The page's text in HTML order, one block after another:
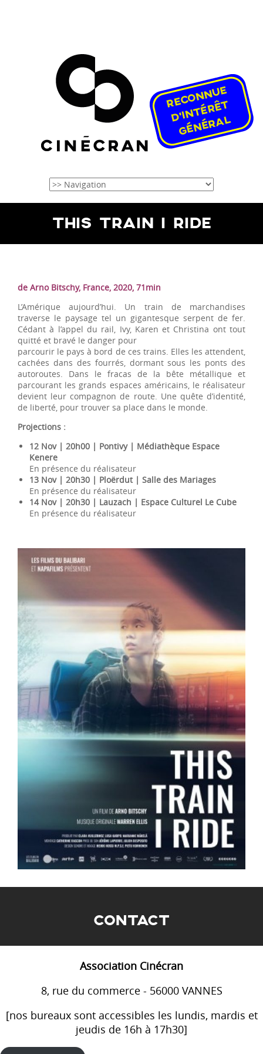
THIS TRAIN I RIDE
de Arno Bitschy, France, 2020, 71min
L’Amérique aujourd’hui. Un train de marchandises
traverse le paysage tel un gigantesque serpent de fer.
Cédant à l’appel du rail, Ivy, Karen et Christina ont tout
quitté et bravé le danger pour
parcourir le pays à bord de ces trains. Elles les attendent,
cachées dans des fourrés, dormant sous les ponts des
autoroutes. Dans le fracas de la bête métallique et
parcourant les grands espaces américains, le réalisateur
devient leur compagnon de route. Une quête d’identité,
de liberté, pour trouver sa place dans le monde.
Projections :
12 Nov | 20h00 | Pontivy | Médiathèque Espace
Kenere
En présence du réalisateur
13 Nov | 20h30 | Ploërdut | Salle des Mariages
En présence du réalisateur
14 Nov | 20h30 | Lauzach | Espace Culturel Le Cube
En présence du réalisateur
CONTACT
Association Cinécran
8, rue du commerce - 56000 VANNES
[nos bureaux sont accessibles les lundis, mardis et
jeudis de 16h à 17h30]